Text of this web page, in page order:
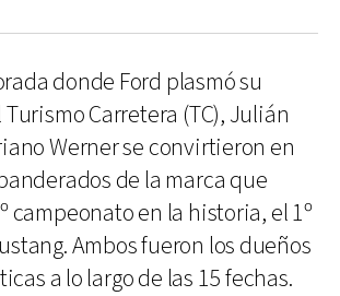
donde Ford plasmó su
Carretera (TC), Julián
Werner se convirtieron en
de la marca que
campeonato en la historia, el 1º
Ambos fueron los dueños
a lo largo de las 15 fechas.